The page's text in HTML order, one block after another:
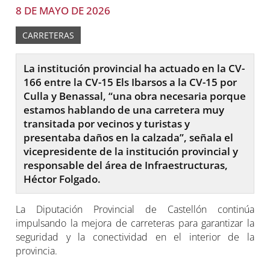
8 DE MAYO DE 2026
CARRETERAS
La institución provincial ha actuado en la CV-
166 entre la CV-15 Els Ibarsos a la CV-15 por
Culla y Benassal, “una obra necesaria porque
estamos hablando de una carretera muy
transitada por vecinos y turistas y
presentaba daños en la calzada”, señala el
vicepresidente de la institución provincial y
responsable del área de Infraestructuras,
Héctor Folgado.
La Diputación Provincial de Castellón continúa
impulsando la mejora de carreteras para garantizar la
seguridad y la conectividad en el interior de la
provincia.